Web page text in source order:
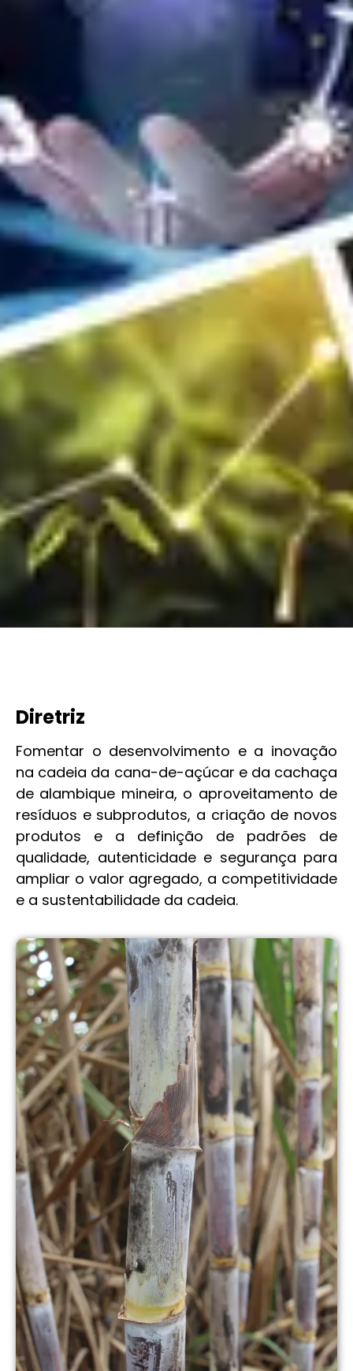
Diretriz
Fomentar o desenvolvimento e a inovação
na cadeia da cana-de-açúcar e da cachaça
de alambique mineira, o aproveitamento de
resíduos e subprodutos, a criação de novos
produtos e a definição de padrões de
qualidade, autenticidade e segurança para
ampliar o valor agregado, a competitividade
e a sustentabilidade da cadeia.